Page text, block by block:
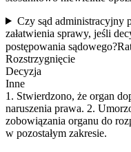
Czy sąd administracyjny
załatwienia sprawy, jeśli
postępowania sądowego?
Rozstrzygnięcie
Decyzja
Inne
1. Stwierdzono, że organ
naruszenia prawa. 2.
zobowiązania organu do
w pozostałym zakresie.